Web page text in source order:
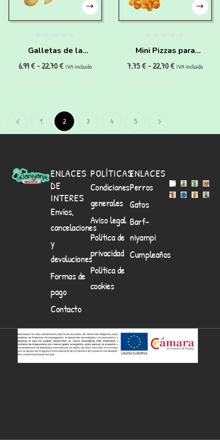
Galletas de la
fortuna para perros
6,99€ - 22,70€ IVA incluido
Mini Pizzas para
perros (150g)
7,75€-22,70€ IVA incluido
1 2 3 4 5
ENLACES
DE
INTERES
Envíos,
cancelaciones
y
devoluciones
Formas de
pago
Contacto
POLÍTICAS
Condiciones
generales
Aviso legal
Política de
privacidad
Política de
cookies
ENLACES
Perros
Gatos
Barf-
niyampi
Cumpleaños